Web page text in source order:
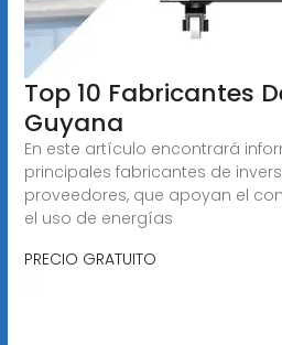
Top 10 Fabricantes
Guyana
En este artículo encontrará
principales fabricantes de
proveedores, que apoyan el
el uso de energías
PRECIO GRATUITO